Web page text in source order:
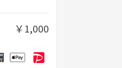
￥1,000